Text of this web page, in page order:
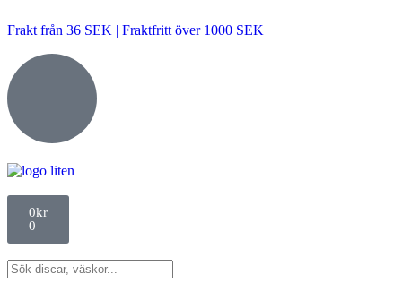
Frakt från 36 SEK | Fraktfritt över 1000 SEK
0kr
0